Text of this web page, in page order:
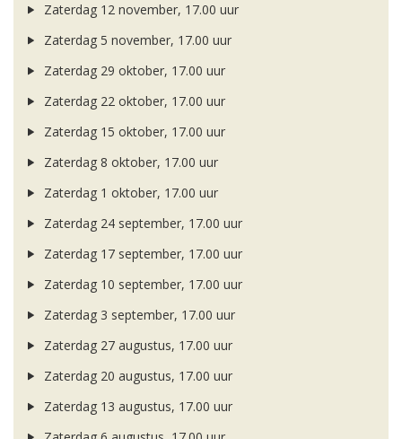
Zaterdag 12 november, 17.00 uur
Zaterdag 5 november, 17.00 uur
Zaterdag 29 oktober, 17.00 uur
Zaterdag 22 oktober, 17.00 uur
Zaterdag 15 oktober, 17.00 uur
Zaterdag 8 oktober, 17.00 uur
Zaterdag 1 oktober, 17.00 uur
Zaterdag 24 september, 17.00 uur
Zaterdag 17 september, 17.00 uur
Zaterdag 10 september, 17.00 uur
Zaterdag 3 september, 17.00 uur
Zaterdag 27 augustus, 17.00 uur
Zaterdag 20 augustus, 17.00 uur
Zaterdag 13 augustus, 17.00 uur